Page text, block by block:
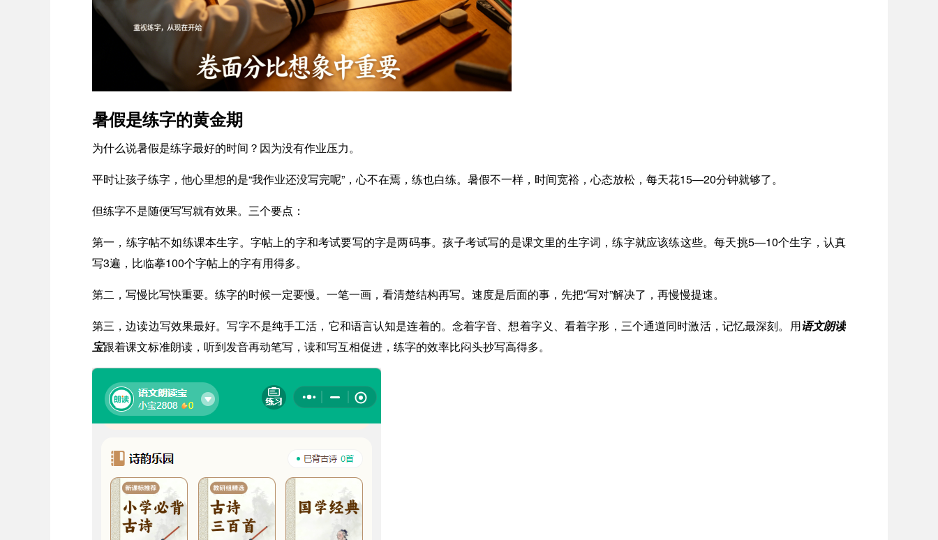
暑假是练字的黄金期
为什么说暑假是练字最好的时间？因为没有作业压力。
平时让孩子练字，他心里想的是“我作业还没写完呢”，心不在焉，练也白练。暑假不一样，时间宽裕，心态放松，每天花15—20分钟就够了。
但练字不是随便写写就有效果。三个要点：
第一，练字帖不如练课本生字。字帖上的字和考试要写的字是两码事。孩子考试写的是课文里的生字词，练字就应该练这些。每天挑5—10个生字，认真
写3遍，比临摹100个字帖上的字有用得多。
第二，写慢比写快重要。练字的时候一定要慢。一笔一画，看清楚结构再写。速度是后面的事，先把“写对”解决了，再慢慢提速。
第三，边读边写效果最好。写字不是纯手工活，它和语言认知是连着的。念着字音、想着字义、看着字形，三个通道同时激活，记忆最深刻。用语文朗读
宝跟着课文标准朗读，听到发音再动笔写，读和写互相促进，练字的效率比闷头抄写高得多。